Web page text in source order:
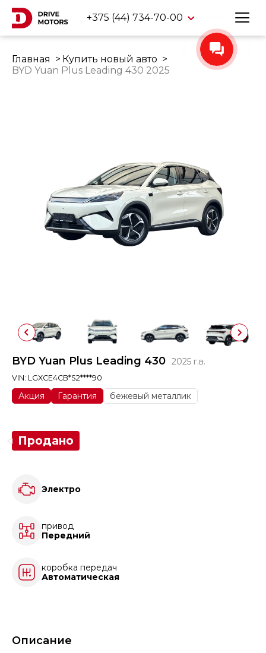
+375 (44) 734-70-00
Главная
Купить новый авто
BYD Yuan Plus Leading 430 2025
BYD Yuan Plus Leading 430 2025 г.в.
VIN: LGXCE4CB*S2****90
Акция Гарантия бежевый металлик
Продано
Электро
привод
Передний
коробка передач
Автоматическая
Описание